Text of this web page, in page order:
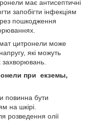
має антисептичні
запобігти інфекціям
пошкодження
цитронели може
які можуть
захворювань.
при екземы,
повинна бути
на шкірі.
розведення олії